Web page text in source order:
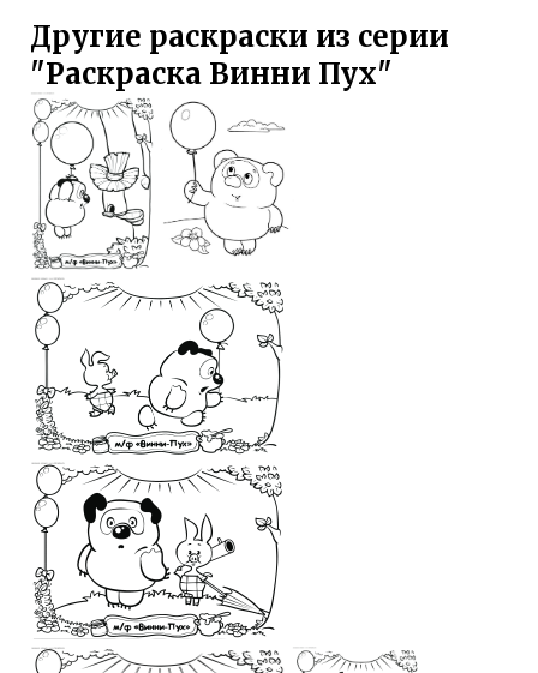
Другие раскраски из серии
"Раскраска Винни Пух"